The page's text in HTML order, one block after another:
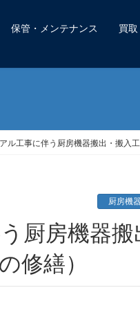
保管・メンテナンス 買
ル工事に伴う厨房機器搬出・搬入
厨房機
修繕）